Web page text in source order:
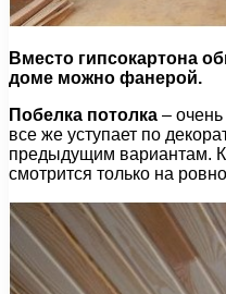
Вместо гипсокартона
доме можно фанерой.
Побелка потолка –
все же уступает по
предыдущим вариантам.
смотрится только на